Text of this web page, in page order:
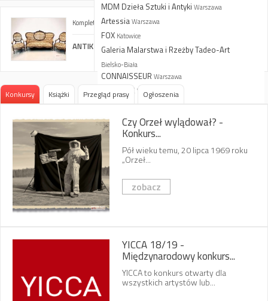
Komplet mebli salonowych w stylu Louis-Philippe
ANTIK BAZAR. Meble Antyczne. E. i S. Wojtachnio
MDM Dzieła Sztuki i Antyki Warszawa
Artessia Warszawa
FOX Katowice
Galeria Malarstwa i Rzeżby Tadeo-Art
Bielsko-Biała
CONNAISSEUR Warszawa
Galeria 32 Warszawa
Tabot Rzeszów
Art DecorumKraków
Grodzka Płock
Arlo Warszawa
artofpoland.pl
ConnaisseurKraków
Milano
Konkursy Książki Przegląd prasy Ogłoszenia
Czy Orzeł wylądował? -
Konkurs...
Pół wieku temu, 20 lipca 1969 roku
„Orzeł...
zobacz
YICCA 18/19 -
Międzynarodowy konkurs...
YICCA to konkurs otwarty dla
wszystkich artystów lub...